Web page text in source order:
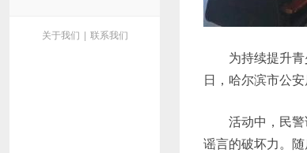
关于我们 | 联系我们
为持续提升
日，哈尔滨市公
活动中，民
谣言的破坏力。